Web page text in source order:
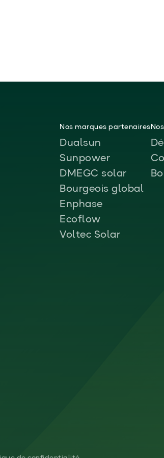
Nos marques partenaires
Dualsun
Sunpower
DMEGC solar
Bourgeois global
Enphase
Ecoflow
Voltec Solar